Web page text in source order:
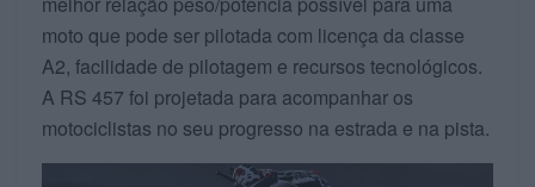
moto que pode ser pilotada com licença da classe
A2, facilidade de pilotagem e recursos tecnológicos.
A RS 457 foi projetada para acompanhar os
motociclistas no seu progresso na estrada e na pista.